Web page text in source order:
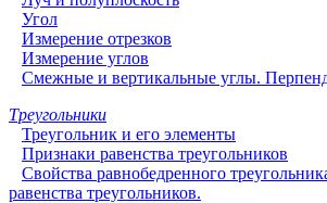
Угол
Измерение отрезков
Измерение углов
Смежные и вертикальные углы.
Треугольники
Треугольник и его элементы
Признаки равенства треугольников
Свойства равнобедренного
равенства треугольников.